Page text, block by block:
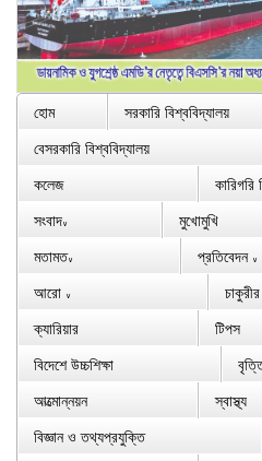
হোম
সরকারি বিশ্ববিদ্যালয়
বেসরকারি বিশ্ববিদ্যালয়
কলেজ
কারিগরি
সংবাদ∨
মুখোমুখি
মতামত∨ প্রতিবেদন ∨
আরো ∨
ক্যারিয়ার
টিপস
বিদেশে উচ্চশিক্ষা
আত্মোন্নয়ন
স্বাস্থ্য
বিজ্ঞান ও তথ্যপ্রযুক্তি